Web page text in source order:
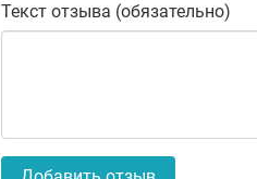
Текст отзыва (обязательно)